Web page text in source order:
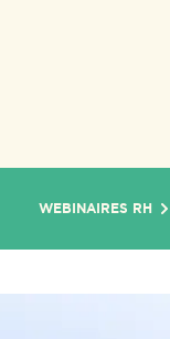
WEBINAIRES RH